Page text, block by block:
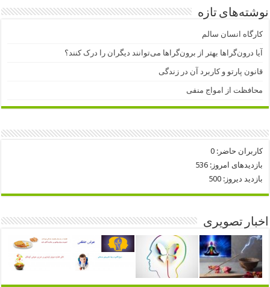
نوشته‌های تازه
کارگاه انسان سالم
آیا درون‌گراها بهتر از برون‌گراها می‌توانند دیگران را درک کنند؟
قانون پارتو و کاربرد آن در زندگی
محافظت از امواج منفی
کاربران حاضر:0
بازدیدهای امروز:536
بازدید دیروز:500
اخبار تصویری